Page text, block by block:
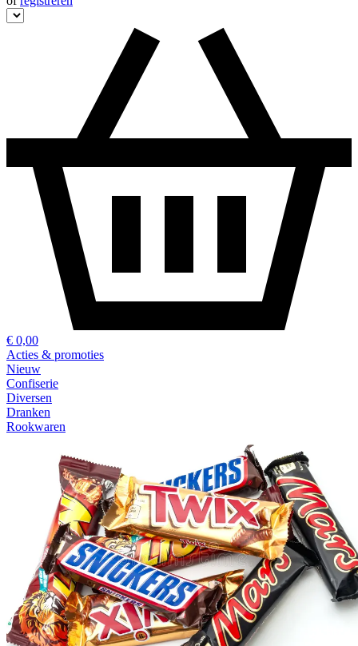
€ 0,00
Acties & promoties
Nieuw
Confiserie
Diversen
Dranken
Rookwaren